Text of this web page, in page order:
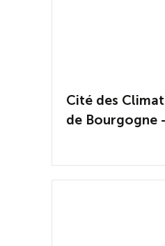
Cité des
de Bourgogne